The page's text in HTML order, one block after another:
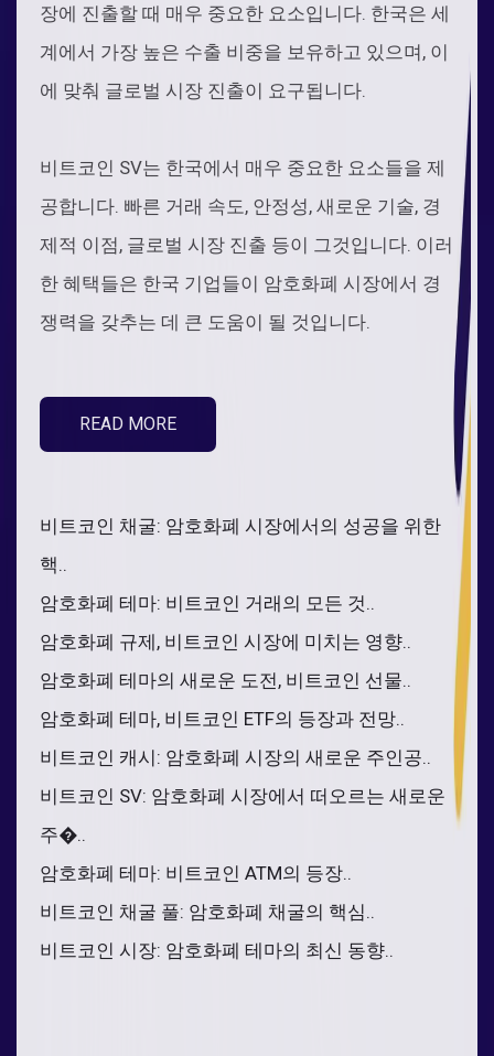
장에 진출할 때 매우 중요한 요소입니다. 한국은 세
계에서 가장 높은 수출 비중을 보유하고 있으며, 이
에 맞춰 글로벌 시장 진출이 요구됩니다.
비트코인 SV는 한국에서 매우 중요한 요소들을 제
공합니다. 빠른 거래 속도, 안정성, 새로운 기술, 경
제적 이점, 글로벌 시장 진출 등이 그것입니다. 이러
한 혜택들은 한국 기업들이 암호화폐 시장에서 경
쟁력을 갖추는 데 큰 도움이 될 것입니다.
READ MORE
비트코인 채굴: 암호화폐 시장에서의 성공을 위한
핵..
암호화폐 테마: 비트코인 거래의 모든 것..
암호화폐 규제, 비트코인 시장에 미치는 영향..
암호화폐 테마의 새로운 도전, 비트코인 선물..
암호화폐 테마, 비트코인 ETF의 등장과 전망..
비트코인 캐시: 암호화폐 시장의 새로운 주인공..
비트코인 SV: 암호화폐 시장에서 떠오르는 새로운
주�..
암호화폐 테마: 비트코인 ATM의 등장..
비트코인 채굴 풀: 암호화폐 채굴의 핵심..
비트코인 시장: 암호화폐 테마의 최신 동향..